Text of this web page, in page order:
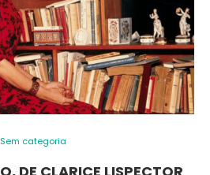
Sem categoria